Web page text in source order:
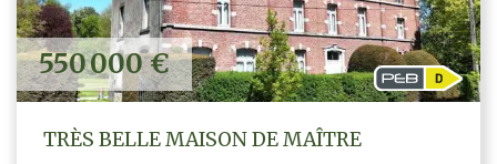
550 000 €
TRÈS BELLE MAISON DE MAÎTRE